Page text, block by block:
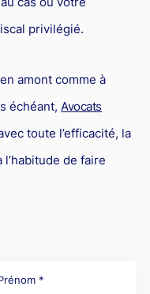
privilégié.
amont comme à
échéant, Avocats
toute l’efficacité, la
de faire